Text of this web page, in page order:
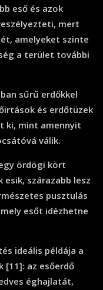
eső és azok
mert
amelyeket szinte
a terület további
sűrű erdőkkel
és erdőtüzek
ki, mint amennyit
válik.
ördögi kört
esik, szárazabb lesz
pusztulás
esőt idézhetne
ideális példája a
[11]: az esőerdő
éghajlatát,